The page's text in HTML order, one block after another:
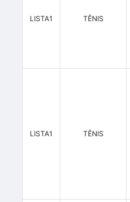
LISTA1 TÊNIS
LISTA1 TÊNIS